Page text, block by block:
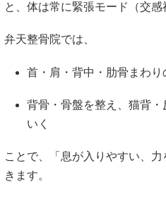
と、体は常に緊張モード（交感
弁天整骨院では、
首・肩・背中・肋骨まわ
背骨・骨盤を整え、猫背
いく
ことで、「息が入りやすい、
きます。